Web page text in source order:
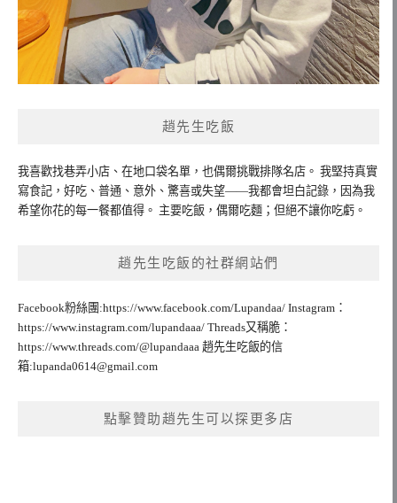
趙先生吃飯
我喜歡找巷弄小店、在地口袋名單，也偶爾挑戰排隊名店。 我堅持真實
寫食記，好吃、普通、意外、驚喜或失望——我都會坦白記錄，因為我
希望你花的每一餐都值得。 主要吃飯，偶爾吃麵；但絕不讓你吃虧。
趙先生吃飯的社群網站們
Facebook粉絲團:https://www.facebook.com/Lupandaa/ Instagram：
https://www.instagram.com/lupandaaa/ Threads又稱脆：
https://www.threads.com/@lupandaaa 趙先生吃飯的信
箱:lupanda0614@gmail.com
點擊贊助趙先生可以探更多店